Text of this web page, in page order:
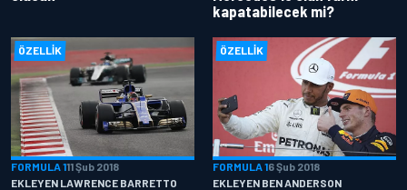
kapatabilecek mi?
ÖZELLIK
FORMULA 111 Şub 2018
EKLEYEN LAWRENCE BARRETTO
ÖZELLIK
FORMULA 16 Şub 2018
EKLEYEN BEN ANDERSON